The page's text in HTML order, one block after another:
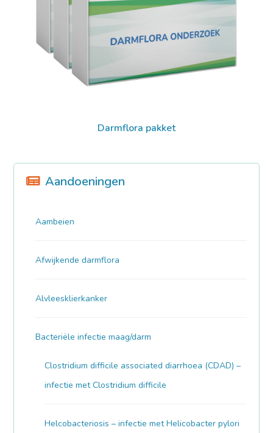
Darmflora pakket
Aandoeningen
Aambeien
Afwijkende darmflora
Alvleesklierkanker
Bacteriële infectie maag/darm
Clostridium difficile associated diarrhoea (CDAD) –
infectie met Clostridium difficile
Helcobacteriosis – infectie met Helicobacter pylori